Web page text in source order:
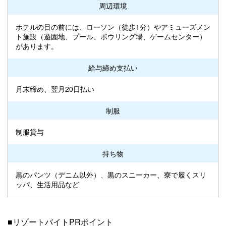
周辺環境
ホテルの目の前には、ローソン（徒歩1分）やアミューズメン
ト施設（遊園地、プール、ボウリング場、ゲームセンター）
があります。
給与締め支払い
月末締め、翌月20日払い
制服
制服貸与
持ち物
黒のパンツ（デニム以外）、黒のスニーカー、寮で履くスリ
ッパ、生活用品など
■リゾートバイトPRポイント